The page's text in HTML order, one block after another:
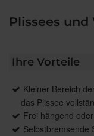
Plissees und
Ihre Vorteile
Kleiner Bereich
das Plissee
Frei hängend
Selbstbremsende